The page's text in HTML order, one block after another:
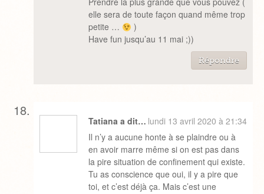
elle sera de toute façon quand même trop
petite …
)
Have fun jusqu’au 11 mai ;))
Répondre
Tatiana a dit… lundi 13 avril 2020 à 21:34
Il n’y a aucune honte à se plaindre ou à
en avoir marre même si on est pas dans
la pire situation de confinement qui existe.
Tu as conscience que oui, il y a pire que
toi, et c’est déjà ça. Mais c’est une